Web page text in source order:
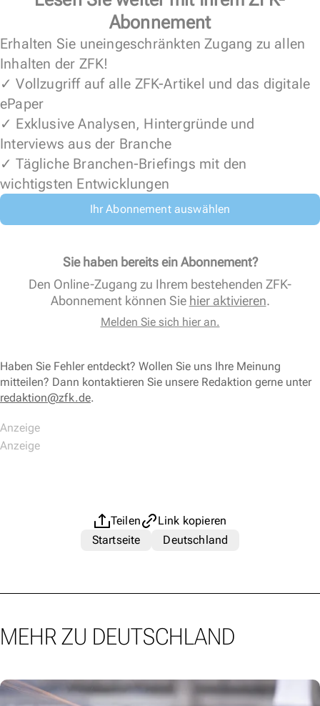
Abonnement
Erhalten Sie uneingeschränkten Zugang zu allen
Inhalten der ZFK!
✓ Vollzugriff auf alle ZFK-Artikel und das digitale
ePaper
✓ Exklusive Analysen, Hintergründe und
Interviews aus der Branche
✓ Tägliche Branchen-Briefings mit den
wichtigsten Entwicklungen
Ihr Abonnement auswählen
Sie haben bereits ein Abonnement?
Den Online-Zugang zu Ihrem bestehenden ZFK-
Abonnement können Sie hier aktivieren.
Melden Sie sich hier an.
Haben Sie Fehler entdeckt? Wollen Sie uns Ihre Meinung
mitteilen? Dann kontaktieren Sie unsere Redaktion gerne unter
redaktion@zfk.de.
Teilen
Link kopieren
Startseite
Deutschland
MEHR ZU DEUTSCHLAND